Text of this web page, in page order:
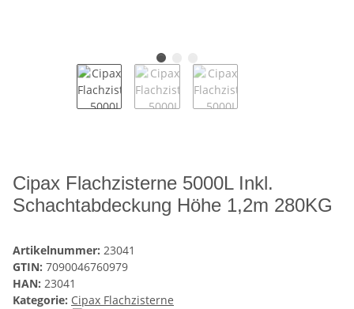
Cipax Flachzisterne 5000L Inkl.
Schachtabdeckung Höhe 1,2m 280KG
Artikelnummer: 23041
GTIN: 7090046760979
HAN: 23041
Kategorie: Cipax Flachzisterne